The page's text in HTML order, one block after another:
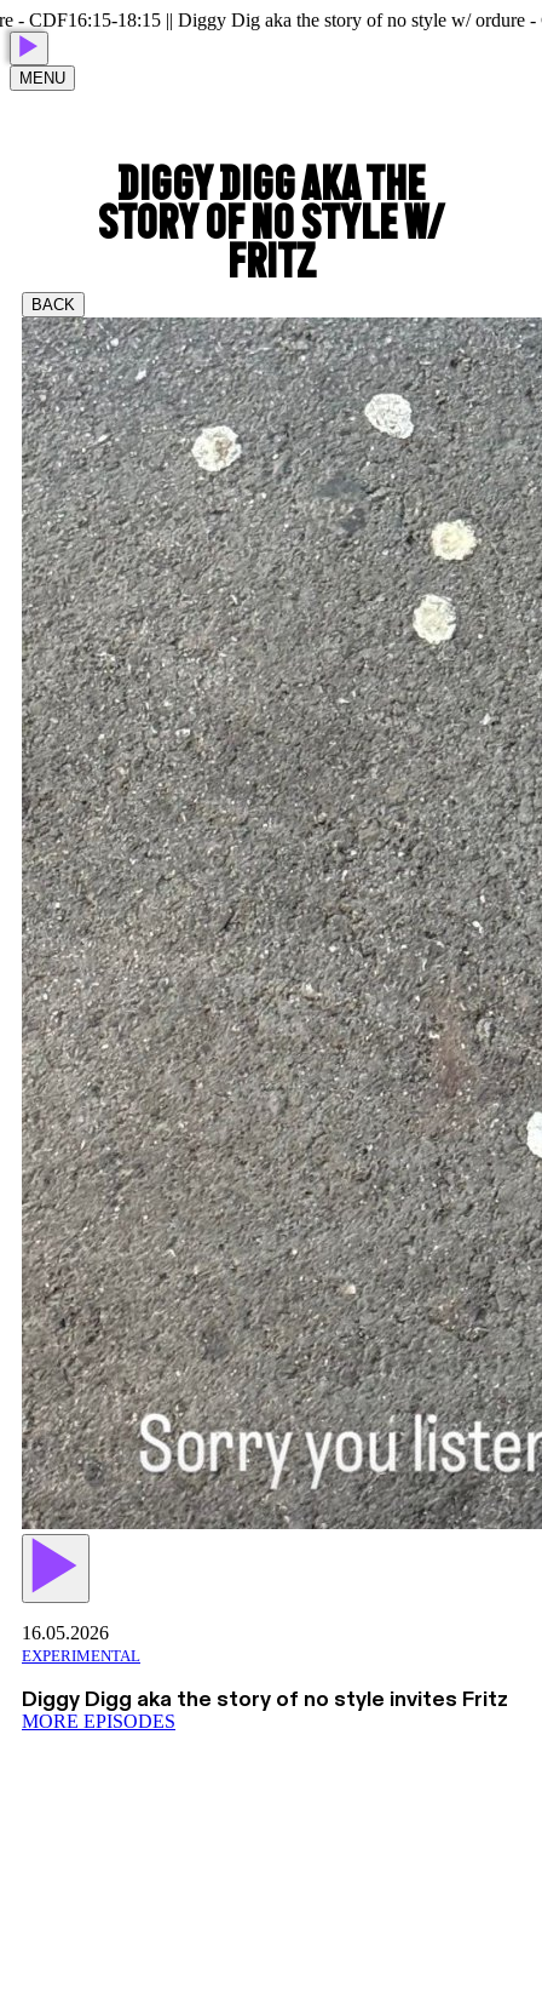
16:15-18:15 || Diggy Dig aka the story of no style w/ ordure -
MENU
DIGGY DIGG AKA THE
STORY OF NO STYLE W/
FRITZ
BACK
16.05.2026
EXPERIMENTAL
Diggy Digg aka the story of no style invites Fritz
MORE EPISODES